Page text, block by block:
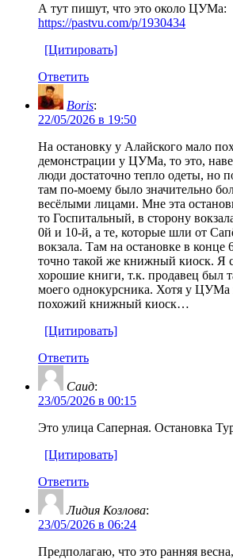
А тут пишут, что это около ЦУМа:
https://pastvu.com/p/1930434
[Цитировать]
Ответить
Boris:
22/05/2026 в 19:50
На остановку у Алайского мало
демонстрации у ЦУМа, то это,
люди достаточно тепло одеты, но
там по-моему было значительно
весёлыми лицами. Мне эта
то Госпитальный, в сторону
0й и 10-й, а те, которые шли от
вокзала. Там на остановке в конце
точно такой же книжный киоск. Я
хорошие книги, т.к. продавец был
моего однокурсника. Хотя у
похожий книжный киоск…
[Цитировать]
Ответить
Саид:
23/05/2026 в 00:15
Это улица Саперная. Остановка
[Цитировать]
Ответить
Лидия Козлова:
23/05/2026 в 06:24
Предполагаю, что это ранняя